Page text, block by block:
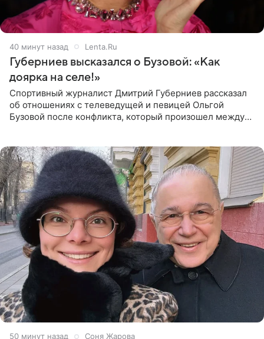
40 минут назад Lenta.Ru
Губерниев высказался о Бузовой: «Как
доярка на селе!»
Спортивный журналист Дмитрий Губерниев рассказал
об отношениях с телеведущей и певицей Ольгой
Бузовой после конфликта, который произошел между
50 минут назад Соня Жарова